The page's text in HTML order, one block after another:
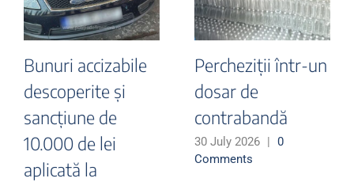
Bunuri accizabile
descoperite și
sancțiune de
10.000 de lei
aplicată la
Percheziții într-un
dosar de
contrabandă
30 July 2026
0
Comments